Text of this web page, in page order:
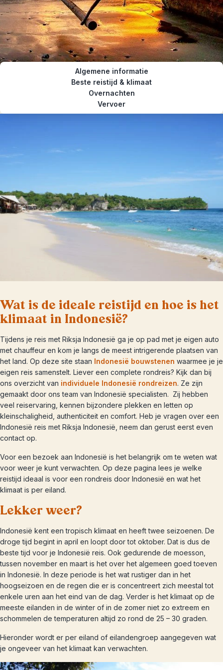
Algemene informatie
Beste reistijd & klimaat
Overnachten
Vervoer
Wat is de ideale reistijd en hoe is het
klimaat in Indonesië?
Tijdens je reis met Riksja Indonesië ga je op pad met je eigen auto
met chauffeur en kom je langs de meest intrigerende plaatsen van
het land. Op deze site staan Indonesië bouwstenen waarmee je je
eigen reis samenstelt. Liever een complete rondreis? Kijk dan bij
ons overzicht van individuele Indonesië rondreizen. Ze zijn
gemaakt door ons team van Indonesië specialisten. Zij hebben
veel reiservaring, kennen bijzondere plekken en letten op
kleinschaligheid, authenticiteit en comfort. Heb je vragen over een
Indonesië reis met Riksja Indonesië, neem dan gerust eerst even
contact op.
Voor een bezoek aan Indonesië is het belangrijk om te weten wat
voor weer je kunt verwachten. Op deze pagina lees je welke
reistijd ideaal is voor een rondreis door Indonesië en wat het
klimaat is per eiland.
Lekker weer?
Indonesië kent een tropisch klimaat en heeft twee seizoenen. De
droge tijd begint in april en loopt door tot oktober. Dat is dus de
beste tijd voor je Indonesië reis. Ook gedurende de moesson,
tussen november en maart is het over het algemeen goed toeven
in Indonesië. In deze periode is het wat rustiger dan in het
hoogseizoen en de regen die er is concentreert zich meestal tot
enkele uren aan het eind van de dag. Verder is het klimaat op de
meeste eilanden in de winter of in de zomer niet zo extreem en
schommelen de temperaturen altijd zo rond de 25 – 30 graden.
Hieronder wordt er per eiland of eilandengroep aangegeven wat
je ongeveer van het klimaat kan verwachten.